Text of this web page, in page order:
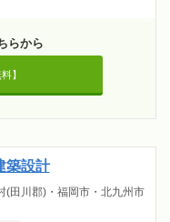
らから
】
築設計
(田川郡)・福岡市・北九州市